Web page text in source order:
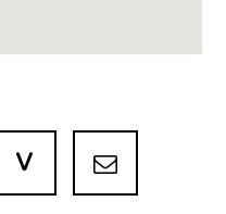
V 